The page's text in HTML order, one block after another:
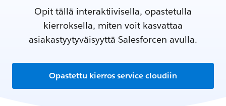
Opit tällä interaktiivisella, opastetulla
kierroksella, miten voit kasvattaa
asiakastyytyväisyyttä Salesforcen avulla.
Opastettu kierros service cloudiin